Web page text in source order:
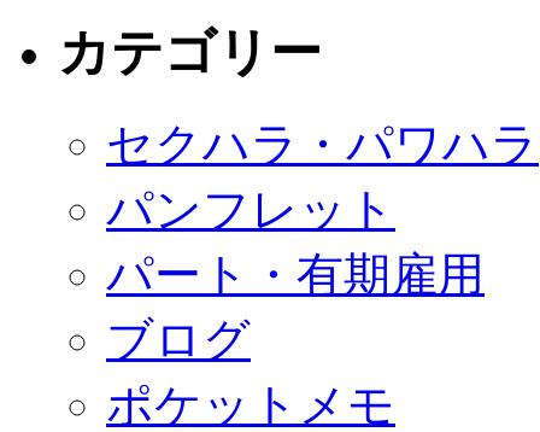
カテゴリー
セクハラ・パワハラ
パンフレット
パート・有期雇用
ブログ
ポケットメモ